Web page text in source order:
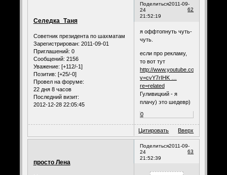
Поделиться
62
2011-09-
24
21:52:19
Селедка_Таня
Советник президента по шахматам
Зарегистрирован: 2011-09-01
Приглашений: 0
Сообщений: 2156
Уважение: [+112/-1]
Позитив: [+25/-0]
Провел на форуме:
22 дня 8 часов
Последний визит:
2012-12-28 22:05:45
я оффтопнуть чуть-
чуть.
если про рекламу,
то вот тут
http://www.youtube.com/watch?
v=cvY7rIHK …
re=related
Гуливицкий - я
плачу) это шедевр)
0
Цитировать Вверх
Поделиться
63
2011-09-
24
21:52:39
просто Лена